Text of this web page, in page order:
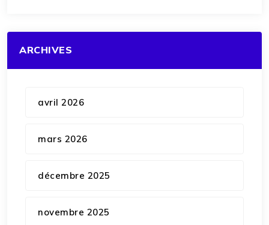
ARCHIVES
avril 2026
mars 2026
décembre 2025
novembre 2025